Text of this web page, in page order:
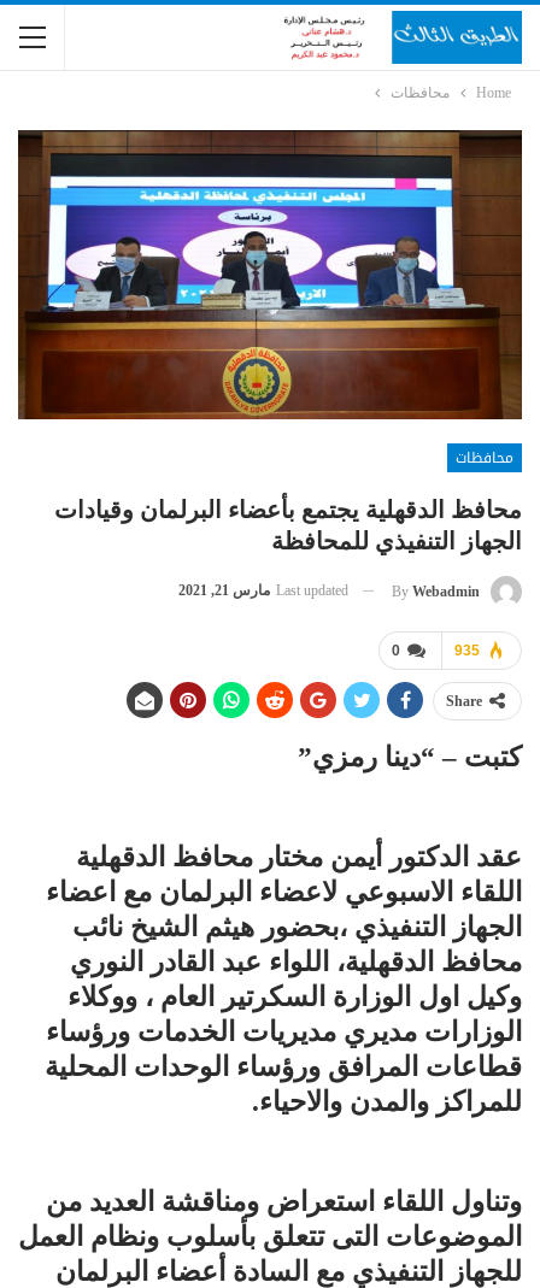
Home محافظات
محافظات
محافظ الدقهلية يجتمع بأعضاء البرلمان وقيادات
الجهاز التنفيذي للمحافظة
By Webadmin
Last updated مارس 21, 2021
0 935
Share
كتبت – “دينا رمزي”
عقد الدكتور أيمن مختار محافظ الدقهلية
اللقاء الاسبوعي لاعضاء البرلمان مع اعضاء
الجهاز التنفيذي ،بحضور هيثم الشيخ نائب
محافظ الدقهلية، اللواء عبد القادر النوري
وكيل اول الوزارة السكرتير العام ، ووكلاء
الوزارات مديري مديريات الخدمات ورؤساء
قطاعات المرافق ورؤساء الوحدات المحلية
للمراكز والمدن والاحياء.
وتناول اللقاء استعراض ومناقشة العديد من
الموضوعات التى تتعلق بأسلوب ونظام العمل
للجهاز التنفيذي مع السادة أعضاء البرلمان